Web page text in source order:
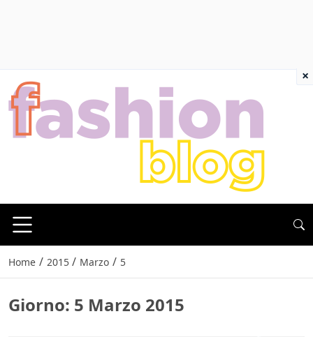
Home / 2015 / Marzo / 5
Giorno: 5 Marzo 2015
×